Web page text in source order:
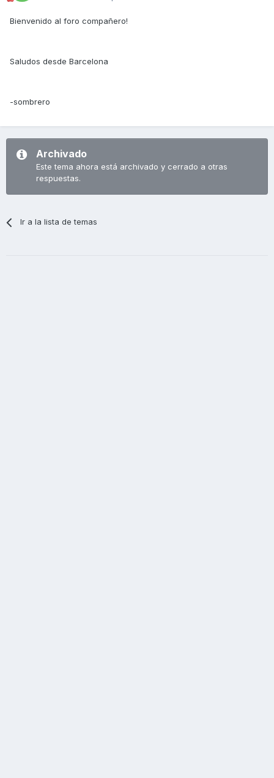
Bienvenido al foro compañero!
Saludos desde Barcelona
-sombrero
Archivado
Este tema ahora está archivado y cerrado a otras
respuestas.
Ir a la lista de temas